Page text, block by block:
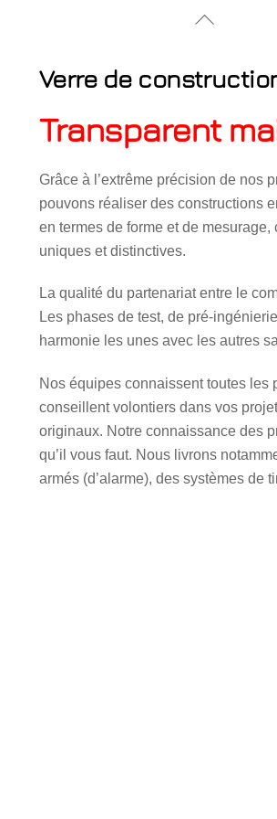
Verre de
Transparent
Grâce à l’extrême précision de nos
pouvons réaliser des constructions
en termes de forme et de
uniques et distinctives.
La qualité du partenariat entre le
Les phases de test, de pré-
harmonie les unes avec les autres
Nos équipes connaissent toutes les
conseillent volontiers dans vos
originaux. Notre connaissance des
qu’il vous faut. Nous livrons
armés (d’alarme), des systèmes de
Back